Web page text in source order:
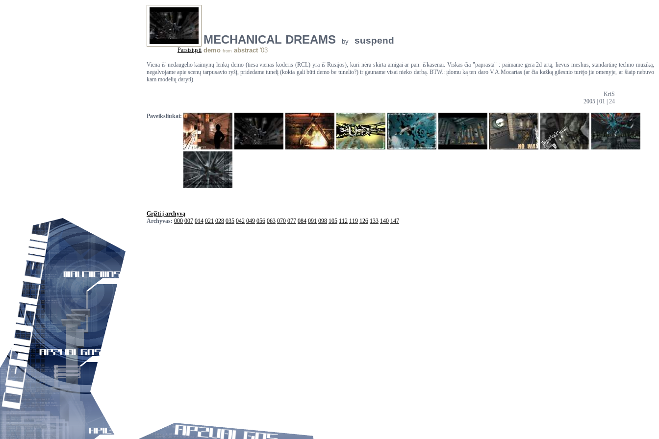
MECHANICAL DREAMS by suspend
Parsisiųsti demo from abstract '03
Viena iš nedaugelio kaimynų lenkų demo (tiesa vienas koderis (RCL) yra iš Rusijos), kuri nėra skirta amigai ar pan. iškasenai. Viskas čia "paprasta" : paimame gera 2d artą, lievus meshus, standartinę techno muziką,
negalvojame apie scenų tarpusavio ryšį, pridedame tunelį (kokia gali būti demo be tunelio?) ir gauname visai nieko darbą. BTW.: įdomu ką ten daro V.A.Mocartas (ar čia kažką gilesnio turėjo jie omenyje, ar šiaip nebuvo
kam modelių daryti).
KriS
2005 | 01 | 24
Paveiksliukai:
Grįžti į archyvą
Archyvas: 000 007 014 021 028 035 042 049 056 063 070 077 084 091 098 105 112 119 126 133 140 147